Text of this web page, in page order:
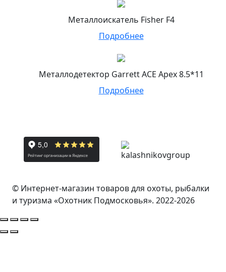
Металлоискатель Fisher F4
Подробнее
Металлодетектор Garrett ACE Apex 8.5*11
Подробнее
© Интернет-магазин товаров для охоты, рыбалки
и туризма «Охотник Подмосковья». 2022-2026